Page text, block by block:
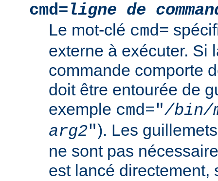
cmd=ligne de
Le mot-clé cmd=
externe à exécuter. Si
commande comporte
doit être entourée de
exemple cmd="/bin/
arg2"). Les
ne sont pas
est lancé directement,